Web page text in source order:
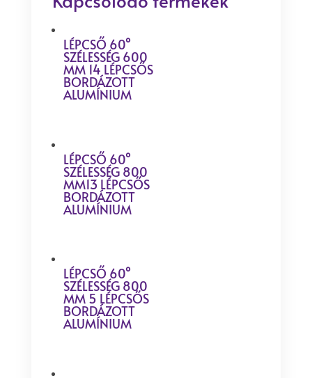
LÉPCSŐ 60°
SZÉLESSÉG 600
MM 14 LÉPCSŐS
BORDÁZOTT
ALUMÍNIUM
LÉPCSŐ 60°
SZÉLESSÉG 800
MM13 LÉPCSŐS
BORDÁZOTT
ALUMÍNIUM
LÉPCSŐ 60°
SZÉLESSÉG 800
MM 5 LÉPCSŐS
BORDÁZOTT
ALUMÍNIUM